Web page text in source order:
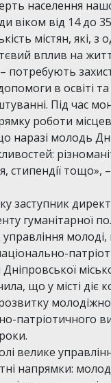
населення
віком від 14 до
містян, які, з
вплив на
потребують
в освіті та
Під час
роботи
наразі молодь
стипендії тощо»,
заступник
гуманітарної
молоді,
що у місті діє
патріотичного
велике
напрямки: